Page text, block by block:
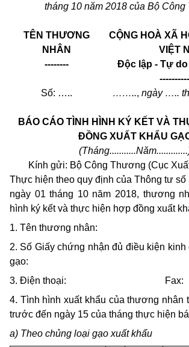
tháng 10 năm 2018 của Bộ Công
TÊN THƯƠNG
NHÂN
--------
CỘNG HOÀ XÃ
VIỆT
Độc lập - Tự
Số: …..
…….., ngày …..
BÁO CÁO TÌNH HÌNH KÝ KẾT VÀ
ĐỒNG XUẤT KHẨU
Kính gửi: Bộ Công Thương (Cục
Thực hiện theo quy định của Thông tư số
ngày 01 tháng 10 năm 2018, thương
hình ký kết và thực hiện hợp đồng xuất
1. Tên thương nhân:
2. Số Giấy chứng nhận đủ điều kiện kinh
gạo:
3. Điện thoại: Fax:
4. Tình hình xuất khẩu của thương nhân
trước đến ngày 15 của tháng thực hiện
a) Theo chủng loại gạo xuất khẩu